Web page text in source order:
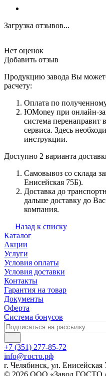
Загрузка отзывов...
Нет оценок
Добавить отзыв
Продукцию завода Вы
расчету:
Оплата по
ЮMoney при онлайн-
система перенаправит
сервиса. Здесь
инструкции.
Доступно 2 варианта
Самовывоз со склада
Енисейская 75Б).
Доставка до
дальше доставку до
компания.
Назад к списку
Каталог
Акции
Услуги
Условия оплаты
Условия доставки
Контакты
Гарантия на товар
Документы
Оферта
Система бонусов
+7 (351) 277-85-72
info@госто.рф
г. Челябинск, ул. Енисейская